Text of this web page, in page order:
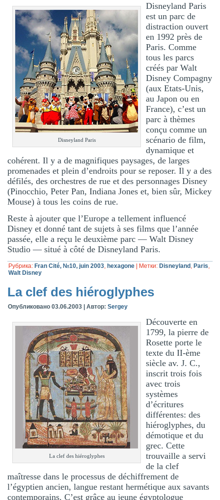
Disneyland Paris
Disneyland Paris
est un parc de
distraction ouvert
en 1992 près de
Paris. Comme
tous les parcs
créés par Walt
Disney Compagny
(aux Etats-Unis,
au Japon ou en
France), c’est un
parc à thèmes
conçu comme un
scénario de film,
dynamique et
cohérent. Il y a de magnifiques paysages, de larges
promenades et plein d’endroits pour se reposer. Il y a des
défilés, des orchestres de rue et des personnages Disney
(Pinocchio, Peter Pan, Indiana Jones et, bien sûr, Mickey
Mouse) à tous les coins de rue.
Reste à ajouter que l’Europe a tellement influencé
Disney et donné tant de sujets à ses films que l’année
passée, elle a reçu le deuxième parc — Walt Disney
Studio — situé à côté de Disneyland Paris.
Рубрика: Fran Cité, №10, juin 2003, hexagone Метки: Disneyland , Paris,
Walt Disney
La clef des hiéroglyphes
Опубликовано 03.06.2003 |Автор: Sergey
La clef des hiéroglyphes
Découverte en
1799, la pierre de
Rosette porte le
texte du II-ème
siècle av. J. C.,
inscrit trois fois
avec trois
systèmes
d’écritures
différentes: des
hiéroglyphes, du
démotique et du
grec. Cette
trouvaille a servi
de la clef
maîtresse dans le processus de déchiffrement de
l’égyptien ancien, langue restant hermétique aux savants
contemporains. C’est grâce au jeune égyptologue